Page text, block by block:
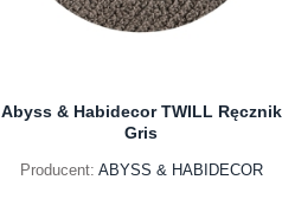
Abyss & Habidecor TWILL Ręcznik
Gris
Producent: ABYSS & HABIDECOR